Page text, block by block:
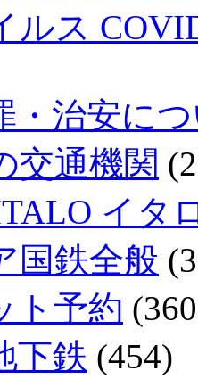
ルス
・治安に
交通機関
イタ
国鉄全般
ト予約
下鉄 (454)